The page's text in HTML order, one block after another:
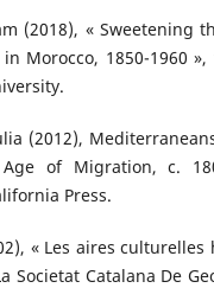
(2018), « Sweetening
Morocco, 1850-1960
(2012),
of Migration, c.
Press.
« Les aires
Societat Catalana De